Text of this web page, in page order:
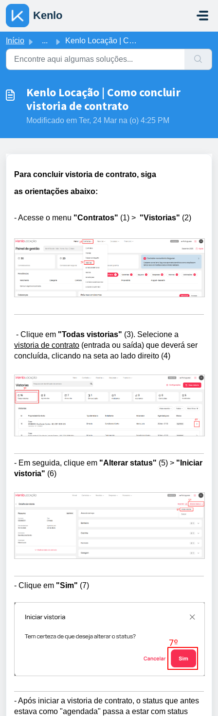
Ir para o conteúdo principal
Kenlo
Início ... Kenlo Locação | Como concluir vistoria de contrato
Kenlo Locação | Como concluir
vistoria de contrato
Modificado em Ter, 24 Mar na (o) 4:25 PM
Para concluir vistoria de contrato, siga
as orientações abaixo:
- Acesse o menu "Contratos" (1) > "Vistorias" (2)
- Clique em "Todas vistorias" (3). Selecione a
vistoria de contrato (entrada ou saída) que deverá ser
concluída, clicando na seta ao lado direito (4)
- Em seguida, clique em "Alterar status" (5) > "Iniciar
vistoria" (6)
- Clique em "Sim" (7)
- Após iniciar a vistoria de contrato, o status que antes
estava como "agendada" passa a estar com status